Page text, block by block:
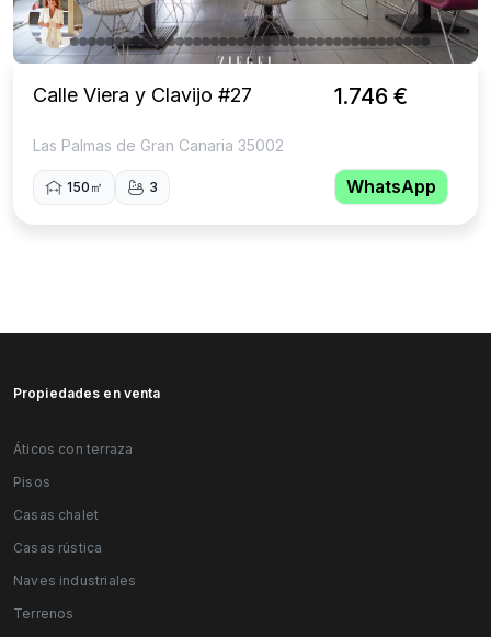
Calle Viera y Clavijo #27
Las Palmas de Gran Canaria 35002
150㎡ 3
1.746 €
WhatsApp
Propiedades en venta
Áticos con terraza
Pisos
Casas chalet
Casas rústica
Naves industriales
Terrenos